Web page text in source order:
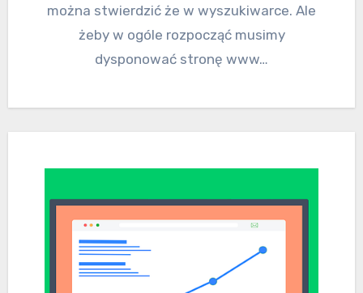
można stwierdzić że w wyszukiwarce. Ale
żeby w ogóle rozpocząć musimy
dysponować stronę www…